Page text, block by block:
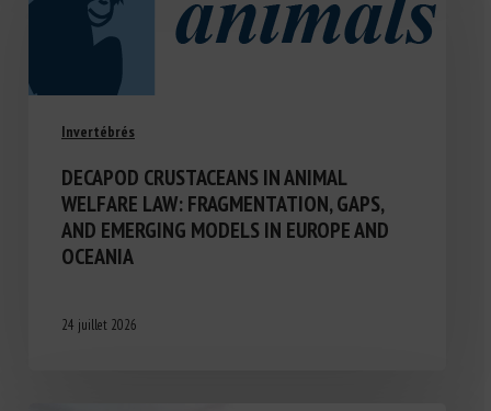
Invertébrés
DECAPOD CRUSTACEANS IN ANIMAL
WELFARE LAW: FRAGMENTATION, GAPS,
AND EMERGING MODELS IN EUROPE AND
OCEANIA
24 juillet 2026